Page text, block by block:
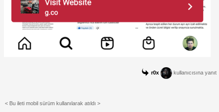
r0x kullanıcısına yanıt
< Bu ileti mobil sürüm kullanılarak atıldı >